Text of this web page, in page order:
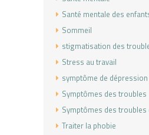
Santé mentale des
Sommeil
stigmatisation des
Stress au travail
symptôme de dépression
Symptômes des troubles
Symptômes des
Traiter la phobie